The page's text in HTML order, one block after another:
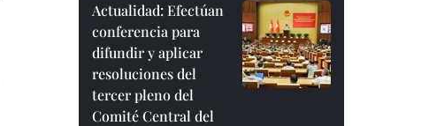
Actualidad: Efectúan
conferencia para
difundir y aplicar
resoluciones del
tercer pleno del
Comité Central del